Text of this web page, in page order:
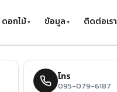
ดอกไม้ ข้อมูล ติดต่อเรา
โทร
095-079-6187